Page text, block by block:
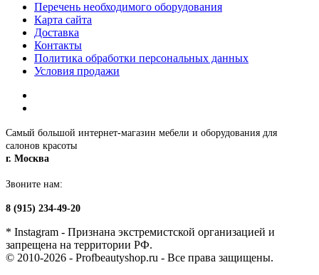
Перечень необходимого оборудования
Карта сайта
Доставка
Контакты
Политика обработки персональных данных
Условия продажи
Самый большой интернет-магазин мебели и оборудования для
салонов красоты
г. Москва
Звоните нам:
8 (915) 234-49-20
* Instagram - Признана экстремистской организацией и
запрещена на территории РФ.
© 2010-2026 - Profbeautyshop.ru - Все права защищены.